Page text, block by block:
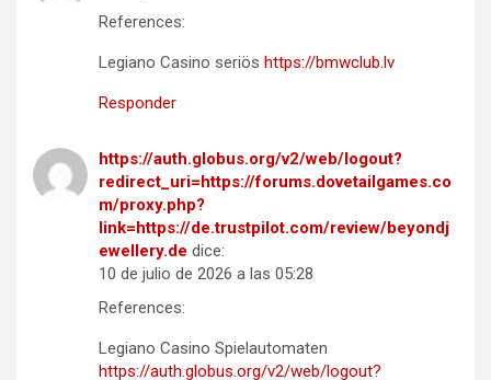
References:
Legiano Casino seriös https://bmwclub.lv
Responder
https://auth.globus.org/v2/web/logout?
redirect_uri=https://forums.dovetailgames.co
m/proxy.php?
link=https://de.trustpilot.com/review/beyondj
ewellery.de dice:
10 de julio de 2026 a las 05:28
References:
Legiano Casino Spielautomaten
https://auth.globus.org/v2/web/logout?